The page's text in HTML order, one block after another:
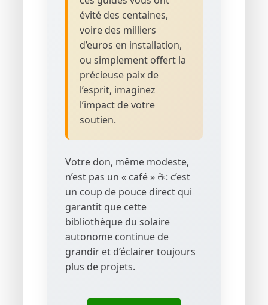
évité des centaines,
voire des milliers
d’euros en installation,
ou simplement offert la
précieuse paix de
l’esprit, imaginez
l’impact de votre
soutien.
Votre don, même modeste,
n’est pas un « café » ☕: c’est
un coup de pouce direct qui
garantit que cette
bibliothèque du solaire
autonome continue de
grandir et d’éclairer toujours
plus de projets.